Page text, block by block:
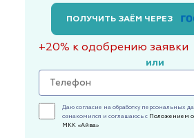
ПОЛУЧИТЬ ЗАЁМ ЧЕРЕЗ
+20% к одобрению заявки
или
Даю согласие на обработку персональных
ознакомился и соглашаюсь с Положением о
МКК «Айва»